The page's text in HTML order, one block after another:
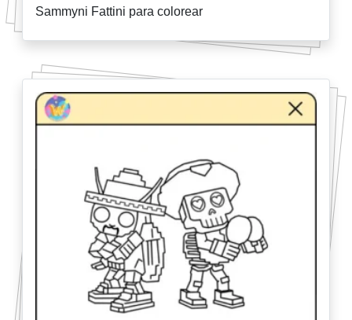
Sammyni Fattini para colorear